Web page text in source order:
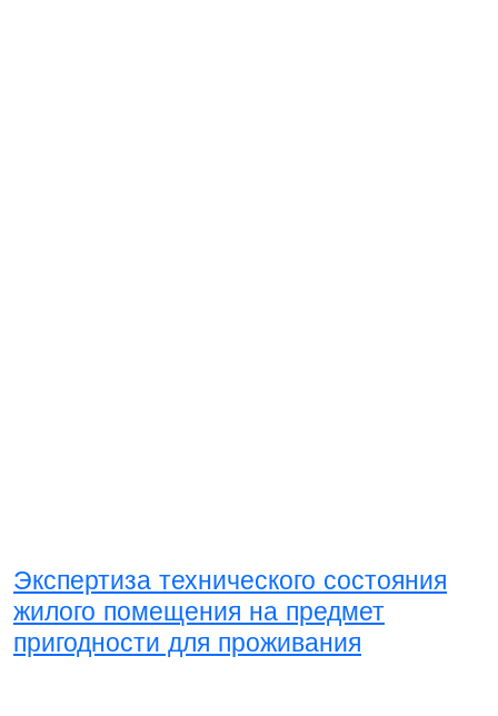
Экспертиза технического состояния
жилого помещения на предмет
пригодности для проживания